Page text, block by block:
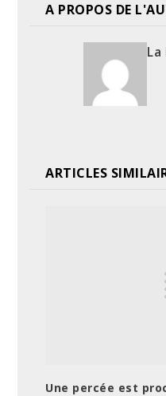
A PROPOS DE
ARTICLES
Une percée est